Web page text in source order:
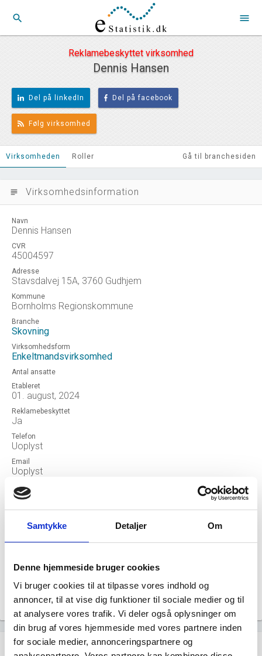
Samtykke Detaljer Om
Denne hjemmeside bruger cookies
Vi bruger cookies til at tilpasse vores indhold og
annoncer, til at vise dig funktioner til sociale medier og til
at analysere vores trafik. Vi deler også oplysninger om
din brug af vores hjemmeside med vores partnere inden
for sociale medier, annonceringspartnere og
search menu
Reklamebeskyttet virksomhed
Dennis Hansen
Del på linkedIn Del på facebook
Følg virksomhed
Virksomheden Roller Gå til branchesiden
subject Virksomhedsinformation
Navn
Dennis Hansen
CVR
45004597
Adresse
Stavsdalvej 15A, 3760 Gudhjem
Kommune
Bornholms Regionskommune
Branche
Skovning
Virksomhedsform
Enkeltmandsvirksomhed
Antal ansatte
Etableret
01. august, 2024
Reklamebeskyttet
Ja
Telefon
Uoplyst
Email
Uoplyst
Hjemmeside
Dennis Hansen
Status
Ophørt
Uoplyst
Formål
Uoplyst
Tegningsregel
Uoplyst
show_chart Udvikling i antal ansatte